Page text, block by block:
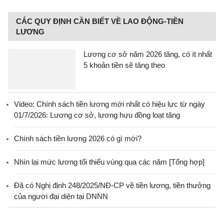
CÁC QUY ĐỊNH CẦN BIẾT VỀ LAO ĐỘNG-TIỀN
LƯƠNG
Lương cơ sở năm 2026 tăng, có ít nhất
5 khoản tiền sẽ tăng theo
Video: Chính sách tiền lương mới nhất có hiệu lực từ ngày
01/7/2026: Lương cơ sở, lương hưu đồng loạt tăng
Chính sách tiền lương 2026 có gì mới?
Nhìn lại mức lương tối thiểu vùng qua các năm [Tổng hợp]
Đã có Nghị định 248/2025/NĐ-CP về tiền lương, tiền thưởng
của người đại diện tại DNNN